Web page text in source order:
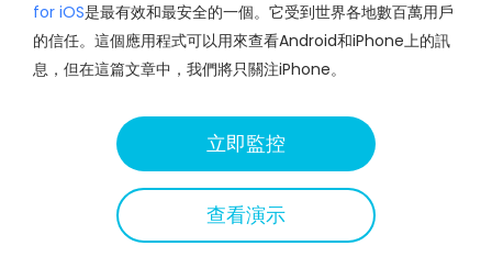
for iOS是最有效和最安全的一個。它受到世界各地數百萬用戶
的信任。這個應用程式可以用來查看Android和iPhone上的訊
息，但在這篇文章中，我們將只關注iPhone。
立即監控
查看演示